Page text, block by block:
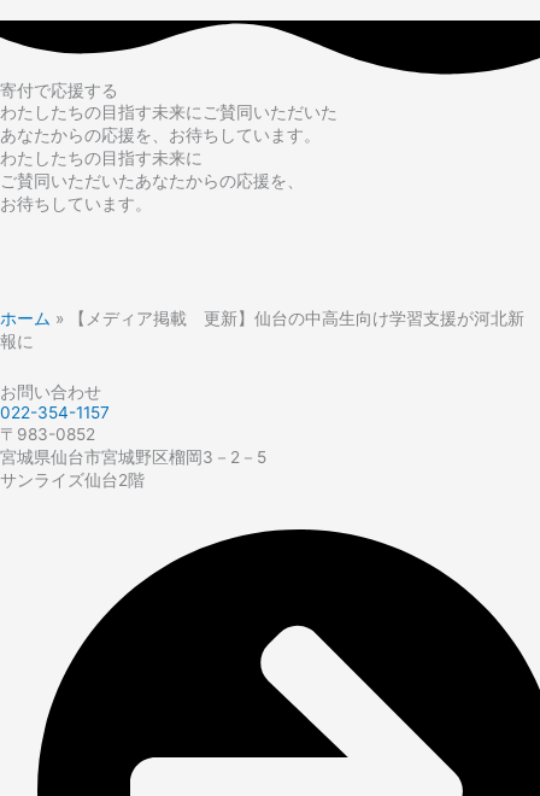
寄付で応援する
わたしたちの目指す未来にご賛同いただいた
あなたからの応援を、お待ちしています。
わたしたちの目指す未来に
ご賛同いただいたあなたからの応援を、
お待ちしています。
ホーム »
【メディア掲載 更新】仙台の中高生向け学習支援が河北新
報に
お問い合わせ
022-354-1157
〒983-0852
宮城県仙台市宮城野区榴岡3－2－5
サンライズ仙台2階​